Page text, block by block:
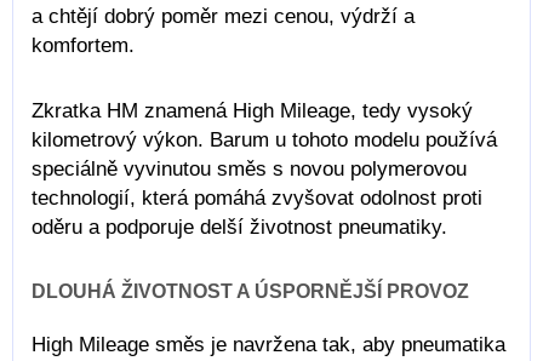
a chtějí dobrý poměr mezi cenou, výdrží a
komfortem.
Zkratka HM znamená High Mileage, tedy vysoký
kilometrový výkon. Barum u tohoto modelu používá
speciálně vyvinutou směs s novou polymerovou
technologií, která pomáhá zvyšovat odolnost proti
oděru a podporuje delší životnost pneumatiky.
DLOUHÁ ŽIVOTNOST A ÚSPORNĚJŠÍ PROVOZ
High Mileage směs je navržena tak, aby pneumatika